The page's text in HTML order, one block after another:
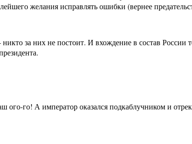
желания исправлять ошибки (вернее
за них не постоит. И вхождение в состав России
го! А император оказался подкаблучником и